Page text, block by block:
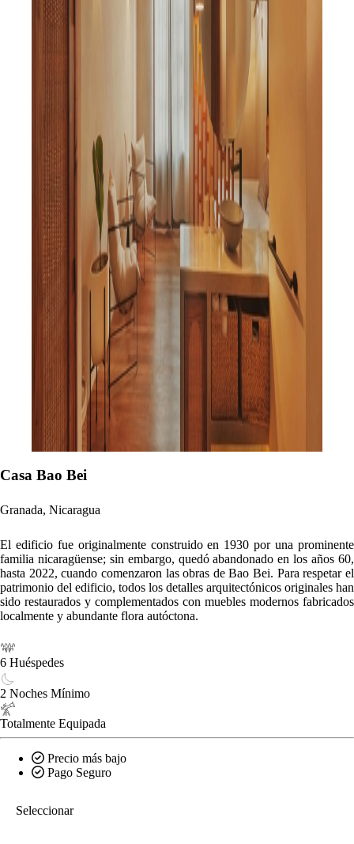
Granada, Nicaragua
El edificio fue originalmente construido en 1930 por una prominente
familia nicaragüense; sin embargo, quedó abandonado en los años 60,
hasta 2022, cuando comenzaron las obras de Bao Bei. Para respetar el
patrimonio del edificio, todos los detalles arquitectónicos originales han
sido restaurados y complementados con muebles modernos fabricados
localmente y abundante flora autóctona.
6 Huéspedes
Totalmente Equipada
Precio más bajo
Pago Seguro
Seleccionar
Características principales
Diseño Auténtico Área de Ciudad
Bao Bei combina una mezcla de arquitectura colonial tradicional y
diseño wabi sabi, creando un equilibrio armonioso entre el encanto del
viejo mundo y la comodidad moderna. El edificio presenta colores
suaves, detalles intrincados en madera y patios abiertos que permiten la
entrada de luz natural y aire fresco al espacio. Este diseño
cuidadosamente pensado no solo preserva la esencia histórica de
Granada, sino que también ofrece un entorno relajante y estéticamente
agradable para los huéspedes.
ACTIVIDADES